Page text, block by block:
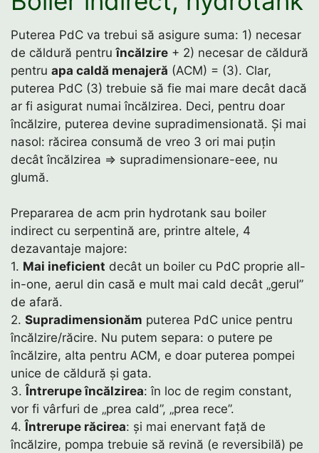
Puterea PdC va trebui să asigure suma: 1) necesar
de căldură pentruîncălzire + 2) necesar de căldură
pentru apa caldă menajeră (ACM) = (3). Clar,
puterea PdC (3) trebuie să fie mai mare decât dacă
ar fi asigurat numai încălzirea. Deci, pentru doar
încălzire, puterea devine supradimensionată. Și mai
nasol: răcirea consumă de vreo 3 ori mai puțin
decât încălzirea ⇒ supradimensionare-eee, nu
glumă.
Prepararea de acm prin hydrotank sau boiler
indirect cu serpentină are, printre altele, 4
dezavantaje majore:
1. Mai ineficient decât un boiler cu PdC proprie all-
in-one, aerul din casă e mult mai cald decât „gerul”
de afară.
2. Supradimensionăm puterea PdC unice pentru
încălzire/răcire. Nu putem separa: o putere pe
încălzire, alta pentru ACM, e doar puterea pompei
unice de căldură și gata.
3. Întrerupe încălzirea: în loc de regim constant,
vor fi vârfuri de „prea cald”, „prea rece”.
4. Întrerupe răcirea: și mai enervant față de
încălzire, pompa trebuie să revină (e reversibilă) pe